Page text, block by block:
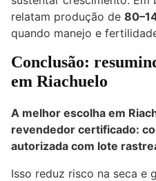
relatam produção de
quando manejo e
Conclusão:
em Riachuelo
A melhor escolha em
revendedor certificado:
autorizada com lote
Isso reduz risco na seca e